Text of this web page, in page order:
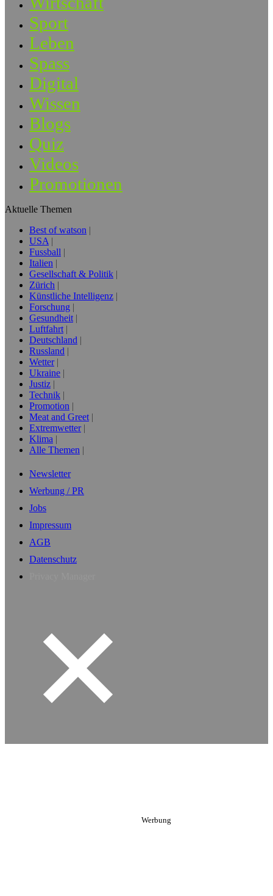
Sport
Leben
Spass
Digital
Wissen
Blogs
Quiz
Videos
Promotionen
Aktuelle Themen
Best of watson
USA
Fussball
Italien
Gesellschaft & Politik
Zürich
Künstliche Intelligenz
Forschung
Gesundheit
Luftfahrt
Deutschland
Russland
Wetter
Ukraine
Justiz
Technik
Promotion
Meat and Greet
Extremwetter
Klima
Alle Themen
Newsletter
Werbung / PR
Jobs
Impressum
AGB
Datenschutz